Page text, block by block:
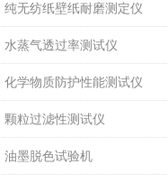
纯无纺纸壁纸耐磨测定仪
水蒸气透过率测试仪
化学物质防护性能测试仪
颗粒过滤性测试仪
油墨脱色试验机